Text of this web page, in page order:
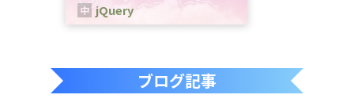
jQuery
ブログ記事